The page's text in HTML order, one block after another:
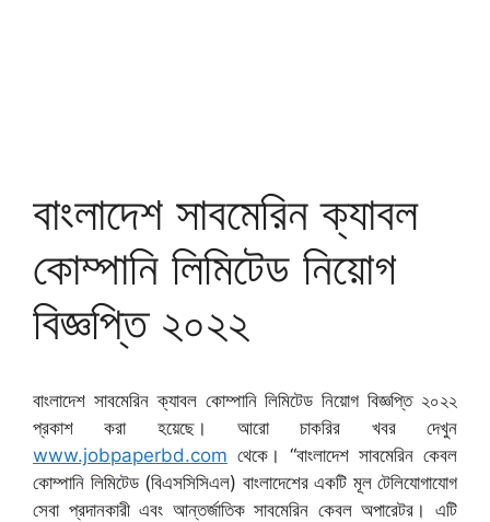
বাংলাদেশ সাবমেরিন ক্যাবল
কোম্পানি লিমিটেড নিয়োগ
বিজ্ঞপ্তি ২০২২
বাংলাদেশ সাবমেরিন ক্যাবল কোম্পানি লিমিটেড নিয়োগ বিজ্ঞপ্তি ২০২২
প্রকাশ করা হয়েছে। আরো চাকরির খবর দেখুন
www.jobpaperbd.com থেকে। “বাংলাদেশ সাবমেরিন কেবল
কোম্পানি লিমিটেড (বিএসসিসিএল) বাংলাদেশের একটি মূল টেলিযোগাযোগ
সেবা প্রদানকারী এবং আন্তর্জাতিক সাবমেরিন কেবল অপারেটর। এটি